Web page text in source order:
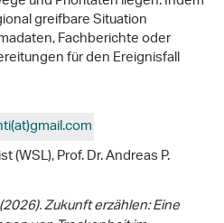
greifbare Situation
Fachberichte oder
für den Ereignisfall
.com
(WSL), Prof. Dr. Andreas P.
Zukunft erzählen: Eine